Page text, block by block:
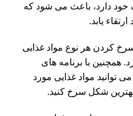
خود دارد، باعث می ‌شود که
یابد.
سرخ کردن هر نوع مواد غذایی
همچنین با برنامه ‌های
‌توانید مواد غذایی مورد
شکل سرخ کنید.